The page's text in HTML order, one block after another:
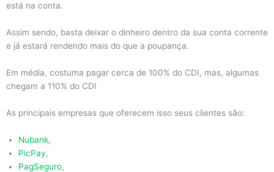
está na conta.
Assim sendo, basta deixar o dinheiro dentro da sua conta corrente
e já estará rendendo mais do que a poupança.
Em média, costuma pagar cerca de 100% do CDI, mas, algumas
chegam a 110% do CDI
As principais empresas que oferecem isso seus clientes são:
Nubank,
PicPay,
PagSeguro,